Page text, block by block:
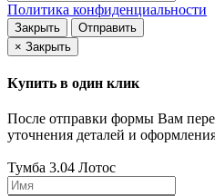
Политика конфиденциальности
Закрыть
Отправить
× Закрыть
Купить в один клик
После отправки формы Вам
уточнения деталей и оформления
Тумба 3.04 Лотос